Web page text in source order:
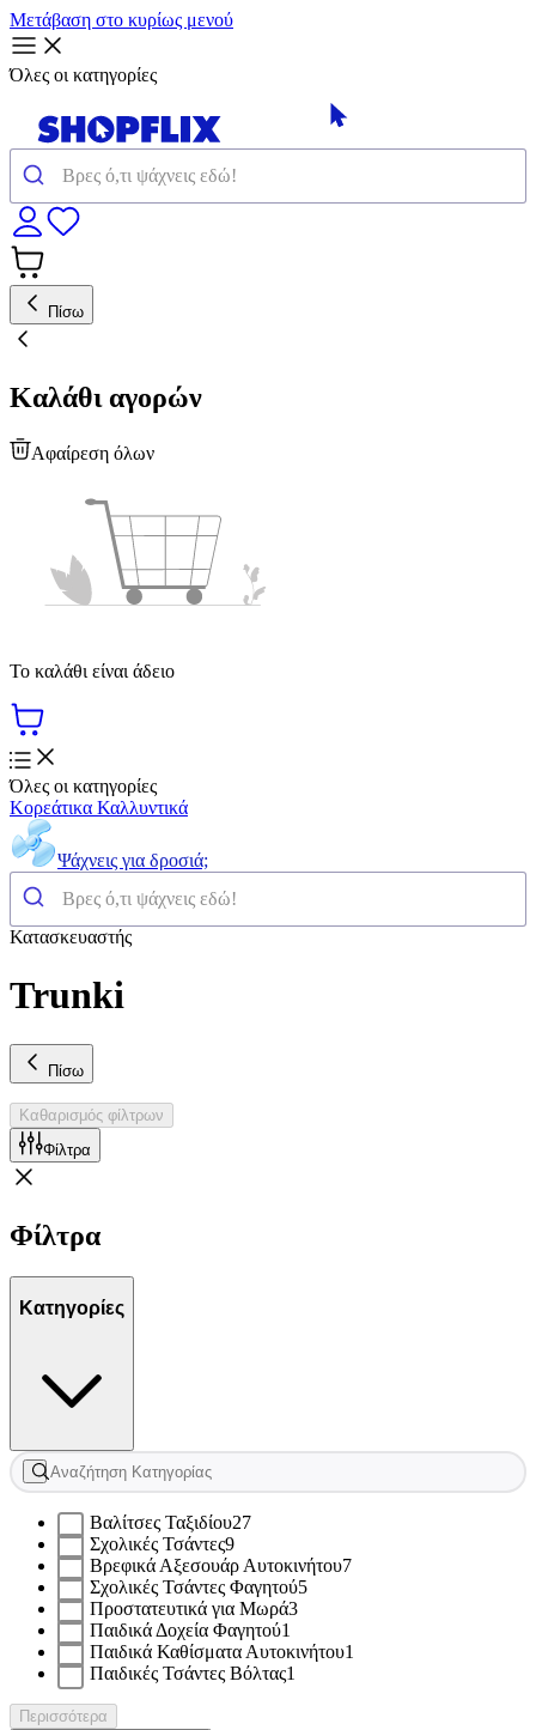
Μετάβαση στο κυρίως μενού
Όλες οι κατηγορίες
Πίσω
Καλάθι αγορών
Αφαίρεση όλων
Το καλάθι είναι άδειο
Όλες οι κατηγορίες
Κορεάτικα Καλλυντικά
Ψάχνεις για δροσιά;
Κατασκευαστής
Trunki
Πίσω
Καθαρισμός φίλτρων
Φίλτρα
Φίλτρα
Κατηγορίες
Βαλίτσες Ταξιδίου27
Σχολικές Τσάντες9
Βρεφικά Αξεσουάρ Αυτοκινήτου7
Σχολικές Τσάντες Φαγητού5
Προστατευτικά για Μωρά3
Παιδικά Δοχεία Φαγητού1
Παιδικά Καθίσματα Αυτοκινήτου1
Παιδικές Τσάντες Βόλτας1
Περισσότερα